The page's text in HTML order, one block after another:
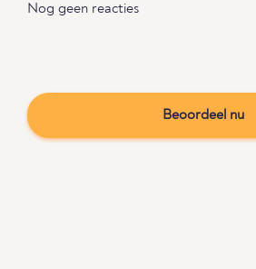
Nog geen reacties
Beoordeel nu